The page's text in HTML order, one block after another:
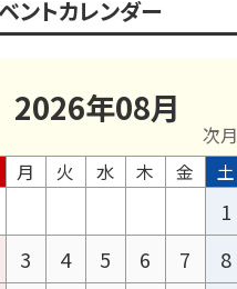
ントカレンダー
2026年08月
次月
月 火 水 木 金 土
1
3 4 5 6 7
8